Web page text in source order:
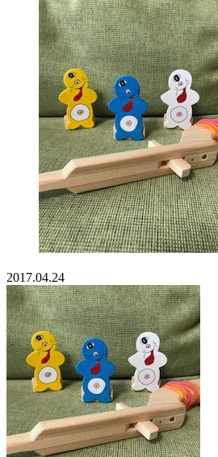
2017.04.24